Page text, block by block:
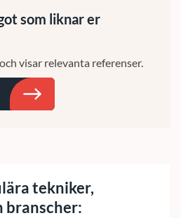
som liknar er
visar relevanta referenser.
tekniker,